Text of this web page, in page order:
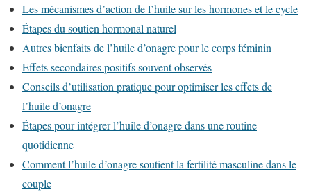
Les mécanismes d’action de l’huile sur les hormones et le cycle
Étapes du soutien hormonal naturel
Autres bienfaits de l’huile d’onagre pour le corps féminin
Effets secondaires positifs souvent observés
Conseils d’utilisation pratique pour optimiser les effets de
l’huile d’onagre
Étapes pour intégrer l’huile d’onagre dans une routine
quotidienne
Comment l’huile d’onagre soutient la fertilité masculine dans le
couple